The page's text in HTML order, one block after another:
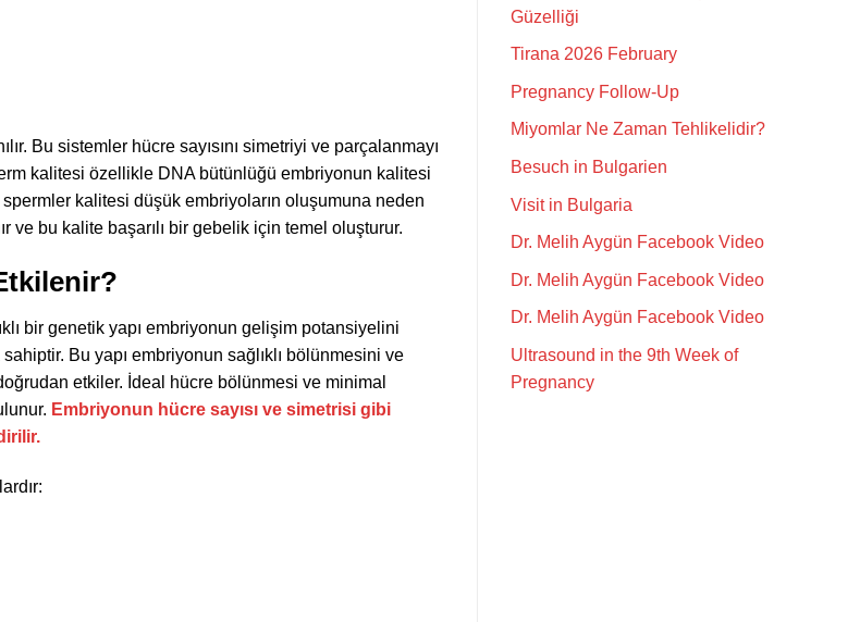
Bu sistemler hücre sayısını simetriyi ve parçalanmayı
kalitesi özellikle DNA bütünlüğü embriyonun kalitesi
kalitesi düşük embriyoların oluşumuna neden
bu kalite başarılı bir gebelik için temel oluşturur.
bir genetik yapı embriyonun gelişim potansiyelini
Bu yapı embriyonun sağlıklı bölünmesini ve
etkiler. İdeal hücre bölünmesi ve minimal
Embriyonun hücre sayısı ve simetrisi gibi
Güzelliği
Tirana 2026 February
Pregnancy Follow-Up
Miyomlar Ne Zaman Tehlikelidir?
Besuch in Bulgarien
Visit in Bulgaria
Dr. Melih Aygün Facebook Video
Dr. Melih Aygün Facebook Video
Dr. Melih Aygün Facebook Video
Ultrasound in the 9th Week of
Pregnancy